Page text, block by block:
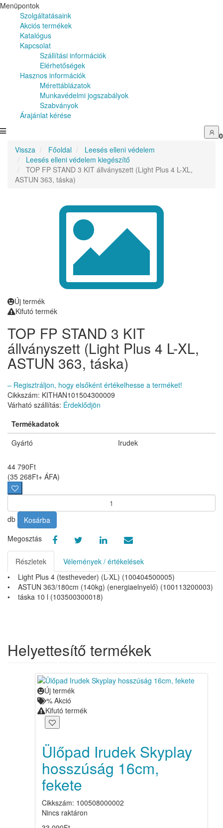
Menüpontok
Szolgáltatásaink
Akciós termékek
Katalógus
Kapcsolat
Szállítási információk
Elérhetőségek
Hasznos információk
Mérettáblázatok
Munkavédelmi jogszabályok
Szabványok
Árajánlat kérése
0
Vissza
Főoldal
Leesés elleni védelem
Leesés elleni védelem kiegészítő
TOP FP STAND 3 KIT állványszett (Light Plus 4 L-XL,
ASTUN 363, táska)
Új termék
Kifutó termék
TOP FP STAND 3 KIT
állványszett (Light Plus 4 L-XL,
ASTUN 363, táska)
– Regisztráljon, hogy elsőként értékelhesse a terméket!
Cikkszám: KITHAN101504300009
Várható szállítás: Érdeklődjön
Termékadatok
Gyártó
Irudek
44 790Ft
(35 268Ft+ ÁFA)
db
Kosárba
Megosztás
Részletek
Vélemények / értékelések
• Light Plus 4 (testheveder) (L-XL) (100404500005)
• ASTUN 363/180cm (140kg) (energiaelnyelő) (100113200003)
• táska 10 l (103500300018)
Helyettesítő termékek
Új termék
% Akció
Kifutó termék
Ülőpad Irudek Skyplay
hosszúság 16cm,
fekete
Cikkszám: 100508000002
Nincs raktáron